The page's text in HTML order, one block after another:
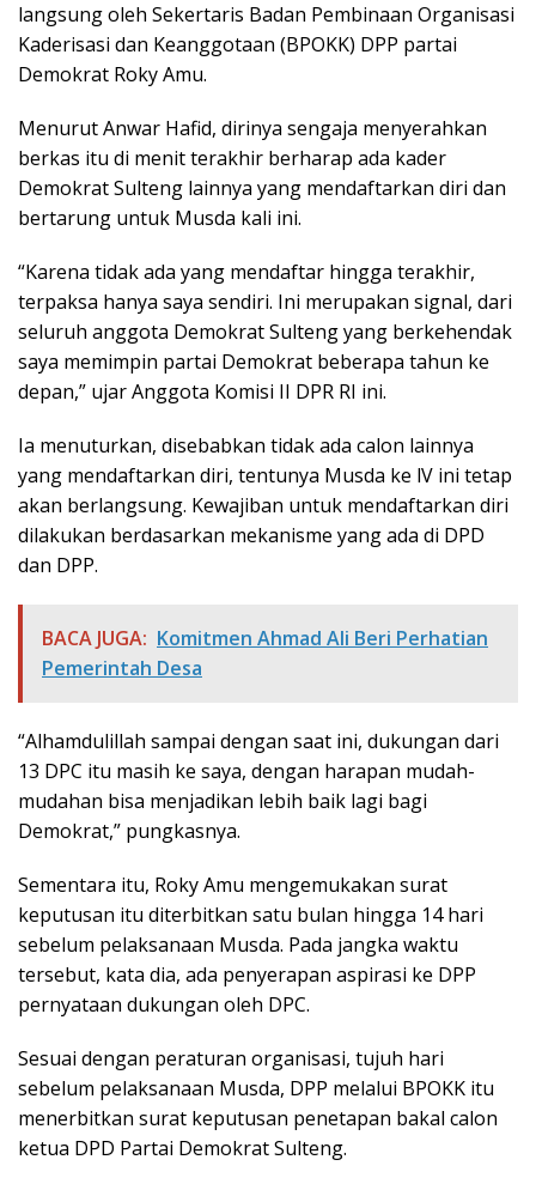
langsung oleh Sekertaris Badan Pembinaan Organisasi
Kaderisasi dan Keanggotaan (BPOKK) DPP partai
Demokrat Roky Amu.
Menurut Anwar Hafid, dirinya sengaja menyerahkan
berkas itu di menit terakhir berharap ada kader
Demokrat Sulteng lainnya yang mendaftarkan diri dan
bertarung untuk Musda kali ini.
“Karena tidak ada yang mendaftar hingga terakhir,
terpaksa hanya saya sendiri. Ini merupakan signal, dari
seluruh anggota Demokrat Sulteng yang berkehendak
saya memimpin partai Demokrat beberapa tahun ke
depan,” ujar Anggota Komisi II DPR RI ini.
Ia menuturkan, disebabkan tidak ada calon lainnya
yang mendaftarkan diri, tentunya Musda ke lV ini tetap
akan berlangsung. Kewajiban untuk mendaftarkan diri
dilakukan berdasarkan mekanisme yang ada di DPD
dan DPP.
BACA JUGA: Komitmen Ahmad Ali Beri Perhatian
Pemerintah Desa
“Alhamdulillah sampai dengan saat ini, dukungan dari
13 DPC itu masih ke saya, dengan harapan mudah-
mudahan bisa menjadikan lebih baik lagi bagi
Demokrat,” pungkasnya.
Sementara itu, Roky Amu mengemukakan surat
keputusan itu diterbitkan satu bulan hingga 14 hari
sebelum pelaksanaan Musda. Pada jangka waktu
tersebut, kata dia, ada penyerapan aspirasi ke DPP
pernyataan dukungan oleh DPC.
Sesuai dengan peraturan organisasi, tujuh hari
sebelum pelaksanaan Musda, DPP melalui BPOKK itu
menerbitkan surat keputusan penetapan bakal calon
ketua DPD Partai Demokrat Sulteng.